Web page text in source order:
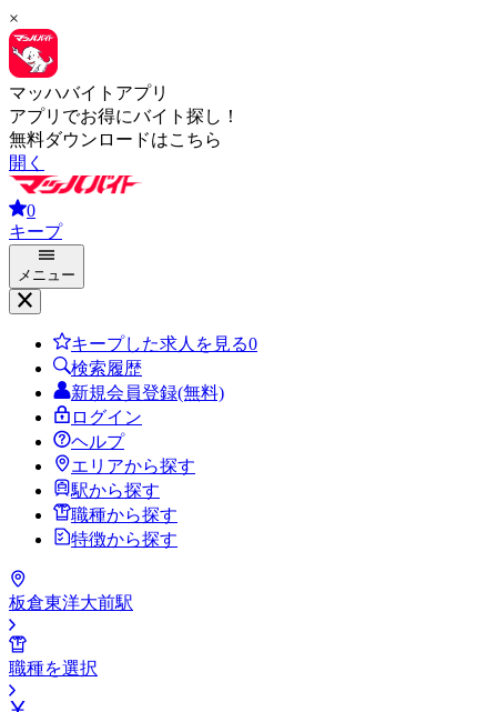
×
マッハバイトアプリ
アプリでお得にバイト探し！
無料ダウンロードはこちら
開く
0
キープ
メニュー
キープした求人を見る0
検索履歴
新規会員登録(無料)
ログイン
ヘルプ
エリアから探す
駅から探す
職種から探す
特徴から探す
板倉東洋大前駅
職種を選択